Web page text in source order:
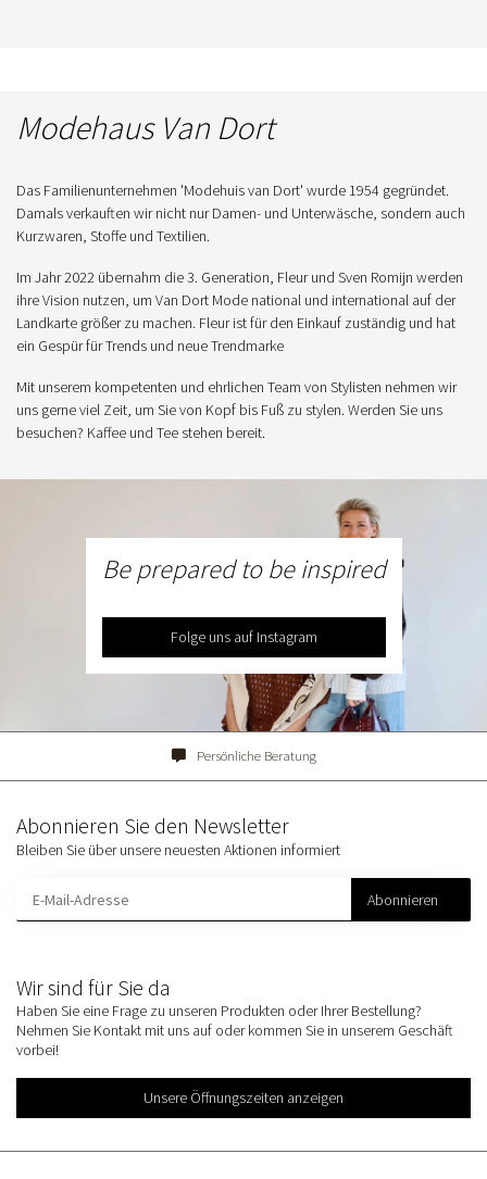
Modehaus Van Dort
Das Familienunternehmen 'Modehuis van Dort' wurde 1954 gegründet.
Damals verkauften wir nicht nur Damen- und Unterwäsche, sondern auch
Kurzwaren, Stoffe und Textilien.
Im Jahr 2022 übernahm die 3. Generation, Fleur und Sven Romijn werden
ihre Vision nutzen, um Van Dort Mode national und international auf der
Landkarte größer zu machen. Fleur ist für den Einkauf zuständig und hat
ein Gespür für Trends und neue Trendmarke
Mit unserem kompetenten und ehrlichen Team von Stylisten nehmen wir
uns gerne viel Zeit, um Sie von Kopf bis Fuß zu stylen. Werden Sie uns
besuchen? Kaffee und Tee stehen bereit.
Be prepared to be inspired
Folge uns auf Instagram
Persönliche Beratung
Wir sind für Sie da
Haben Sie eine Frage zu unseren Produkten oder Ihrer Bestellung?
Nehmen Sie Kontakt mit uns auf oder kommen Sie in unserem Geschäft
vorbei!
Unsere Öffnungszeiten anzeigen
Abonnieren Sie den Newsletter
Bleiben Sie über unsere neuesten Aktionen informiert
Abonnieren